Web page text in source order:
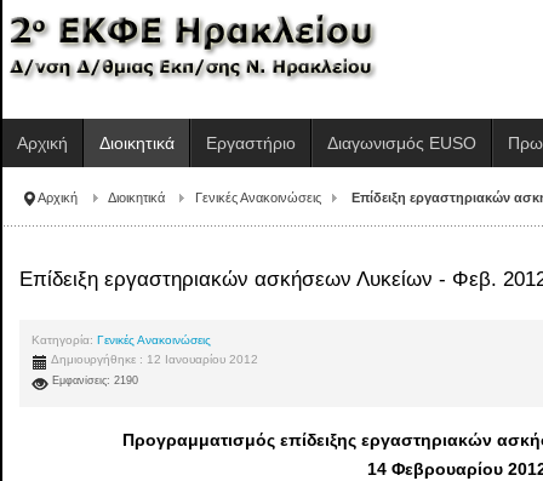
Αρχική Διοικητικά Εργαστήριο Διαγωνισμός EUSO
Αρχική Διοικητικά Γενικές Ανακοινώσεις Επίδειξη εργαστηριακών
Επίδειξη εργαστηριακών ασκήσεων Λυκείων - Φεβ.
Κατηγορία:Γενικές Ανακοινώσεις
Δημιουργήθηκε : 12 Ιανουαρίου 2012
Εμφανίσεις: 2190
Προγραμματισμός επίδειξης εργαστηριακών
14 Φεβρουαρίου